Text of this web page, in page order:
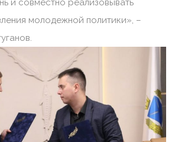
и совместно реализовывать
молодежной политики», –